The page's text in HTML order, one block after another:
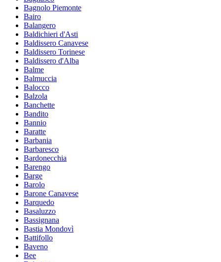
Bagnolo Piemonte
Bairo
Balangero
Baldichieri d'Asti
Baldissero Canavese
Baldissero Torinese
Baldissero d'Alba
Balme
Balmuccia
Balocco
Balzola
Banchette
Bandito
Bannio
Baratte
Barbania
Barbaresco
Bardonecchia
Barengo
Barge
Barolo
Barone Canavese
Barquedo
Basaluzzo
Bassignana
Bastia Mondovì
Battifollo
Baveno
Bee